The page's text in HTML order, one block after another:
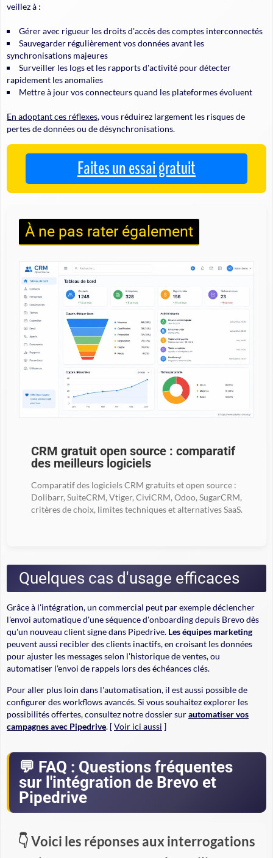
veillez à :
Gérer avec rigueur les droits d'accès des comptes interconnectés
Sauvegarder régulièrement vos données avant les
synchronisations majeures
Surveiller les logs et les rapports d'activité pour détecter
rapidement les anomalies
Mettre à jour vos connecteurs quand les plateformes évoluent
En adoptant ces réflexes, vous réduirez largement les risques de
pertes de données ou de désynchronisations.
Faites un essai gratuit
À ne pas rater également
CRM gratuit open source : comparatif
des meilleurs logiciels
Comparatif des logiciels CRM gratuits et open source :
Dolibarr, SuiteCRM, Vtiger, CiviCRM, Odoo, SugarCRM,
critères de choix, limites techniques et alternatives SaaS.
Quelques cas d'usage efficaces
Grâce à l'intégration, un commercial peut par exemple déclencher
l'envoi automatique d'une séquence d'onboardingdepuis Brevo dès
qu'un nouveau client signe dans Pipedrive. Les équipes marketing
peuvent aussi recibler des clients inactifs, en croisant les données
pour ajuster les messages selon l'historique de ventes, ou
automatiser l'envoi de rappels lors des échéances clés.
Pour aller plus loin dans l'automatisation, il est aussi possible de
configurer des workflows avancés. Si vous souhaitez explorer les
possibilités offertes, consultez notre dossier surautomatiser vos
campagnes avec Pipedrive. [Voir ici aussi ]
FAQ : Questions fréquentes
sur l'intégration de Brevo et
Pipedrive
Voici les réponses aux interrogations